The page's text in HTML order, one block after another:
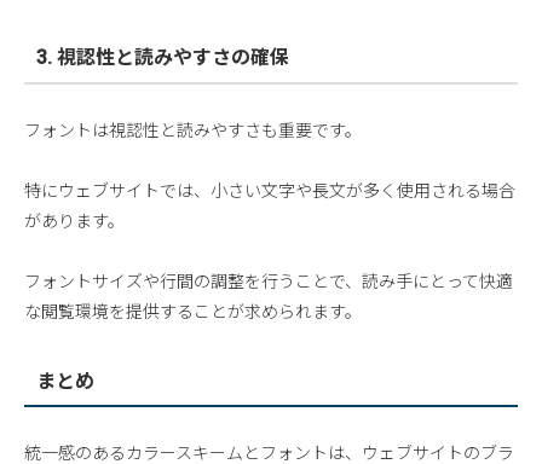
3. 視認性と読みやすさの確保
フォントは視認性と読みやすさも重要です。
特にウェブサイトでは、小さい文字や長文が多く使用される場合
があります。
フォントサイズや行間の調整を行うことで、読み手にとって快適
な閲覧環境を提供することが求められます。
まとめ
統一感のあるカラースキームとフォントは、ウェブサイトのブラ